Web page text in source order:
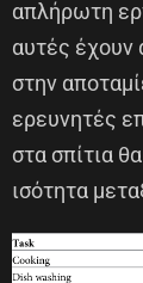
απλήρωτη
αυτές έχουν
στην
ερευνητές
στα σπίτια
ισότητα